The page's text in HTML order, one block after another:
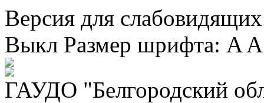
Версия для
Выкл Размер шрифта: A A
ГАУДО "Белгородский